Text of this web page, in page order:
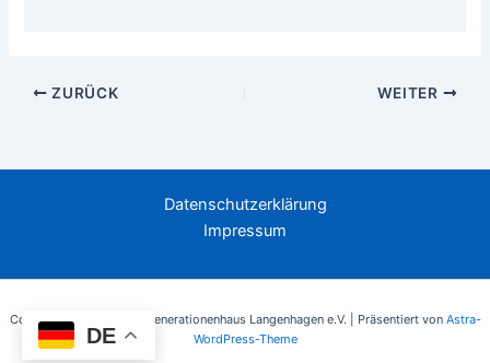
ZURÜCK WEITER
Datenschutzerklärung
Impressum
Copyright © 2026 Mehrgenerationenhaus Langenhagen e.V. | Präsentiert von Astra-
WordPress-Theme
DE